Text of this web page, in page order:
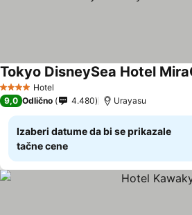
4 ZvezdiceHotel
Tokyo DisneySea Hotel
9,0 Odlično 4.480 Urayasu
Izaberi datume da bi se prikazale
tačne cene